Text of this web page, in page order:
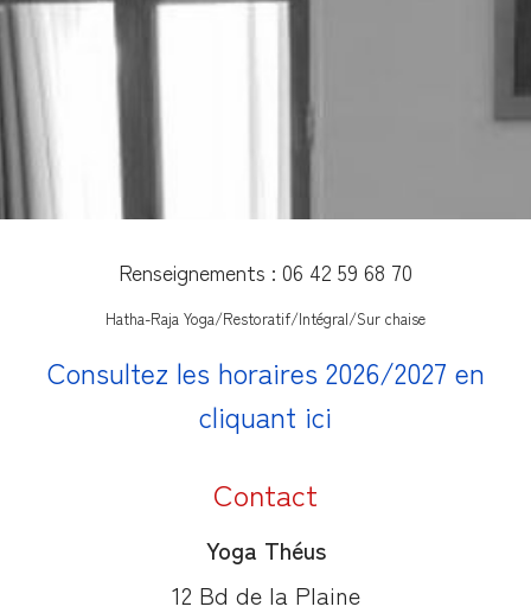
Renseignements : 06 42 59 68 70
Hatha-Raja Yoga/Restoratif/Intégral/Sur chaise
Consultez les horaires 2026/2027 en
cliquant ici
Contact
Yoga Théus
12 Bd de la Plaine